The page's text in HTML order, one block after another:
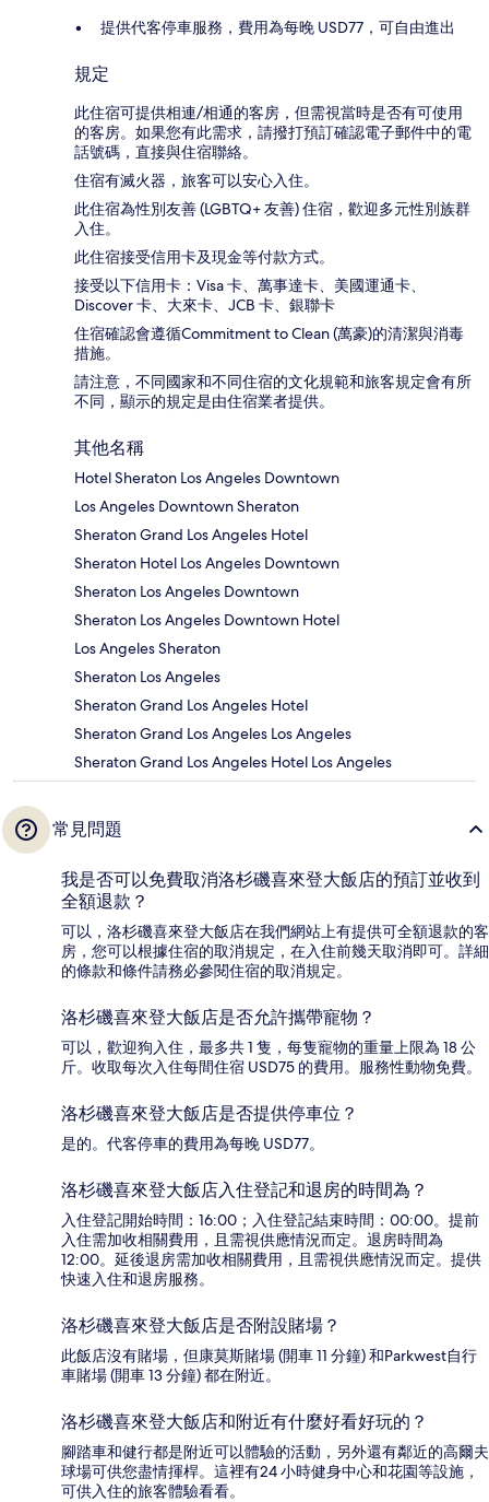
提供代客停車服務，費用為每晚 USD77，可自由進出
規定
此住宿可提供相連/相通的客房，但需視當時是否有可使用
的客房。如果您有此需求，請撥打預訂確認電子郵件中的電
話號碼，直接與住宿聯絡。
住宿有滅火器，旅客可以安心入住。
此住宿為性別友善 (LGBTQ+ 友善) 住宿，歡迎多元性別族群
入住。
此住宿接受信用卡及現金等付款方式。
接受以下信用卡：Visa 卡、萬事達卡、美國運通卡、
Discover 卡、大來卡、JCB 卡、銀聯卡
住宿確認會遵循Commitment to Clean (萬豪)的清潔與消毒
措施。
請注意，不同國家和不同住宿的文化規範和旅客規定會有所
不同，顯示的規定是由住宿業者提供。
其他名稱
Hotel Sheraton Los Angeles Downtown
Los Angeles Downtown Sheraton
Sheraton Grand Los Angeles Hotel
Sheraton Hotel Los Angeles Downtown
Sheraton Los Angeles Downtown
Sheraton Los Angeles Downtown Hotel
Los Angeles Sheraton
Sheraton Los Angeles
Sheraton Grand Los Angeles Hotel
Sheraton Grand Los Angeles Los Angeles
Sheraton Grand Los Angeles Hotel Los Angeles
常見問題
我是否可以免費取消洛杉磯喜來登大飯店的預訂並收到
全額退款？
可以，洛杉磯喜來登大飯店在我們網站上有提供可全額退款的客
房，您可以根據住宿的取消規定，在入住前幾天取消即可。詳細
的條款和條件請務必參閱住宿的取消規定。
洛杉磯喜來登大飯店是否允許攜帶寵物？
可以，歡迎狗入住，最多共 1 隻，每隻寵物的重量上限為 18 公
斤。收取每次入住每間住宿 USD75 的費用。服務性動物免費。
洛杉磯喜來登大飯店是否提供停車位？
是的。代客停車的費用為每晚 USD77。
洛杉磯喜來登大飯店入住登記和退房的時間為？
入住登記開始時間：16:00；入住登記結束時間：00:00。提前
入住需加收相關費用，且需視供應情況而定。退房時間為
12:00。延後退房需加收相關費用，且需視供應情況而定。提供
快速入住和退房服務。
洛杉磯喜來登大飯店是否附設賭場？
此飯店沒有賭場，但康莫斯賭場 (開車 11 分鐘) 和Parkwest自行
車賭場 (開車 13 分鐘) 都在附近。
洛杉磯喜來登大飯店和附近有什麼好看好玩的？
腳踏車和健行都是附近可以體驗的活動，另外還有鄰近的高爾夫
球場可供您盡情揮桿。這裡有24 小時健身中心和花園等設施，
可供入住的旅客體驗看看。